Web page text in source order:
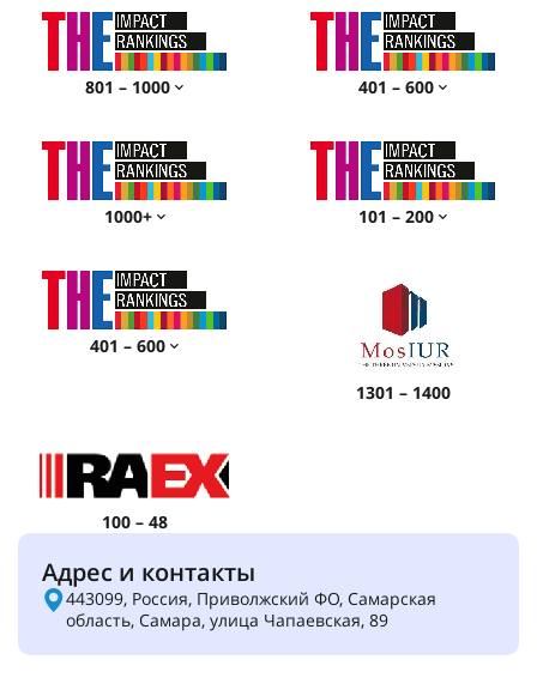
801 – 1000 401 – 600
1000+ 101 – 200
401 – 600
1301 – 1400
100 – 48
Адрес и контакты
443099, Россия, Приволжский ФО, Самарская
область, Самара, улица Чапаевская, 89